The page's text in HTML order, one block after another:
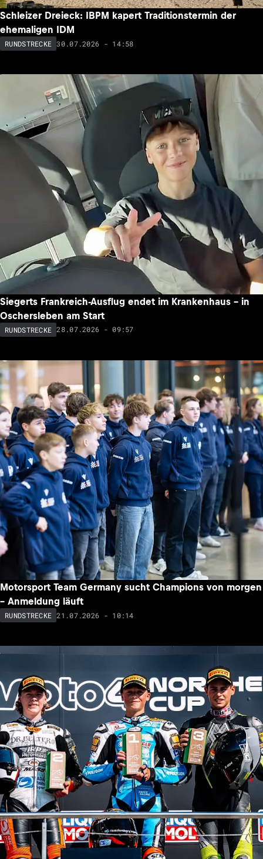
Schleizer Dreieck: IBPM kapert Traditionstermin der
ehemaligen IDM
RUNDSTRECKE 30.07.2026 - 14:58
Siegerts Frankreich-Ausflug endet im Krankenhaus – in
Oschersleben am Start
RUNDSTRECKE 28.07.2026 - 09:57
Motorsport Team Germany sucht Champions von morgen
– Anmeldung läuft
RUNDSTRECKE 21.07.2026 - 10:14